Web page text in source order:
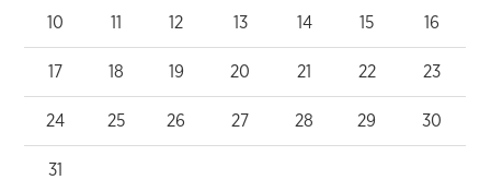
10 11 12 13 14 15 16
17 18 19 20 21 22 23
24 25 26 27 28 29 30
31